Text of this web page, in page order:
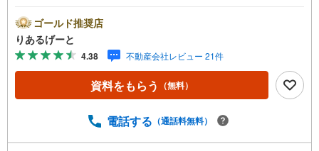
圏内に揃っていてお買物ラクラク■物件検討中のお客さま！
ちょっと見学してみたいだけなどでも内覧可能です！売主
さまの都合等で見学ができない場合がございます。お気軽
に「りあるげーと」までお問合わせ下さい！■「りあるげー
と」が選ばれるポイント！■年中休まず営業中！いつでも対
応致します！・営業時間:9:00～21:00上記の時間帯は、お
相談、承ります！■【無料送迎】「小さなお子さまをつれて
ゴールド推奨店
りあるげーと
4.38 不動産会社レビュー 21件
資料をもらう （無料）
電話する （通話料無料）